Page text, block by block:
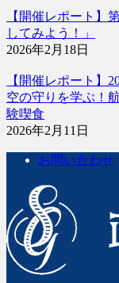
【開催レポート】
してみよう！」
2026年2月18日
【開催レポート】
空の守りを学ぶ！
験喫食
2026年2月11日
お問い合わせ